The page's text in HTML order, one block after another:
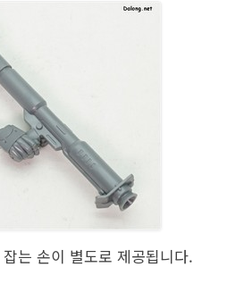
는 손이 별도로 제공됩니다.